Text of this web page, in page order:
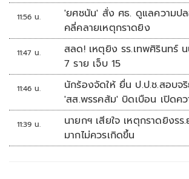
11:56 น.
'ยศชนัน' สั่ง ศธ. ดูแลความป
คลี่คลายเหตุกราดยิง
11:47 น.
สลด! เหตุยิง รร.เทพศิรินทร์
7 ราย เจ็บ 15
11:46 น.
นักร้องจัดให้ ยื่น ป.ป.ช.สอบจริยธรรม
'สส.พรรคส้ม' บิดเบือน เปิดค
ทหาร'
11:39 น.
นายกฯ เสียใจ เหตุกราดยิงร
มากไม่ควรเกิดขึ้น